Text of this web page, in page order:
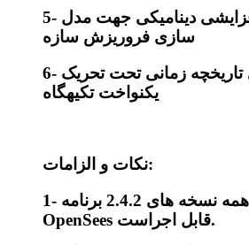
5- انجام تحلیل بار افزایشی دینامیکی جهت مدل
سازی فروریزش سازه
6- انجام تحلیل­های تاریخچه زمانی تحت تحریک
یکنواخت تکیه­گاه
نکات و الزامات:
1- این برنامه در همه نسخه های 2.4.2 برنامه
OpenSees قابل اجراست.